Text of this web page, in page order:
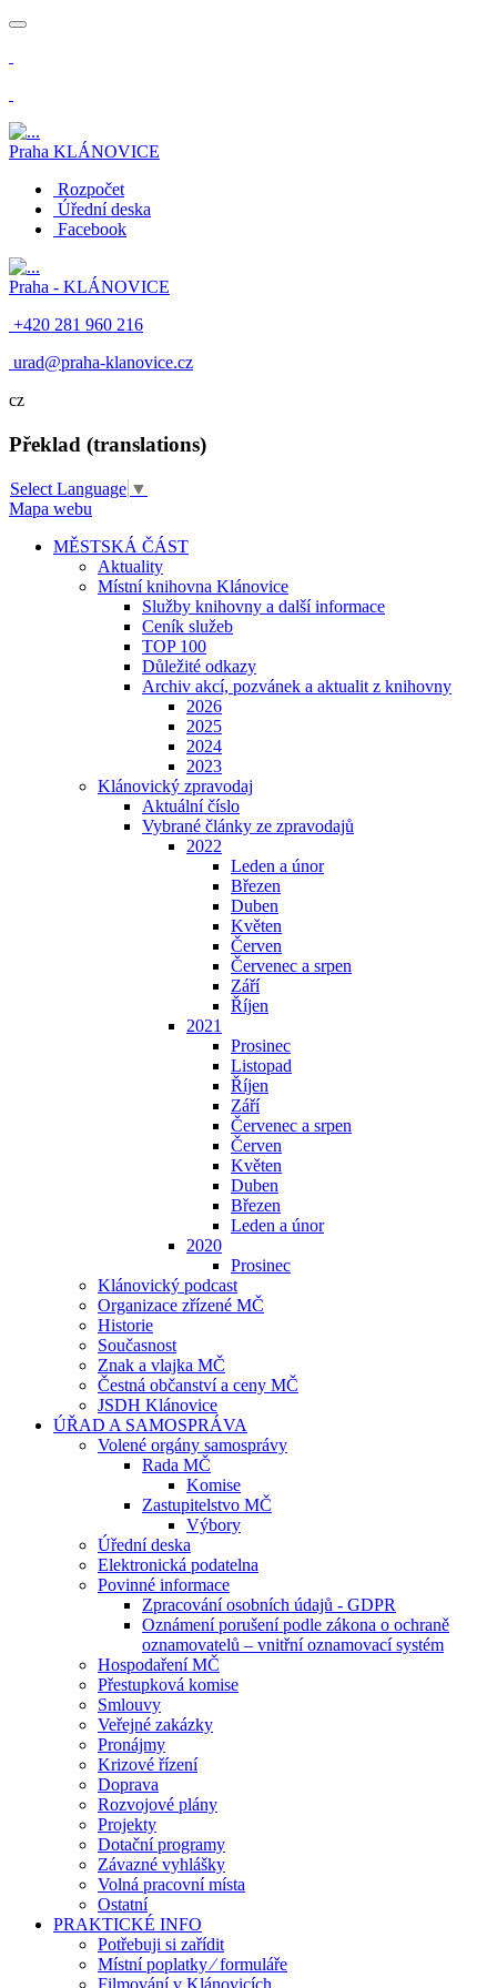
Praha KLÁNOVICE
Rozpočet
Úřední deska
Facebook
Praha - KLÁNOVICE
+420 281 960 216
urad@praha-klanovice.cz
cz
Překlad (translations)
Select Language ▼
Mapa webu
MĚSTSKÁ ČÁST
Aktuality
Místní knihovna Klánovice
Služby knihovny a další informace
Ceník služeb
TOP 100
Důležité odkazy
Archiv akcí, pozvánek a aktualit z knihovny
2026
2025
2024
2023
Klánovický zpravodaj
Aktuální číslo
Vybrané články ze zpravodajů
2022
Leden a únor
Březen
Duben
Květen
Červen
Červenec a srpen
Září
Říjen
2021
Prosinec
Listopad
Říjen
Září
Červenec a srpen
Červen
Květen
Duben
Březen
Leden a únor
2020
Prosinec
Klánovický podcast
Organizace zřízené MČ
Historie
Současnost
Znak a vlajka MČ
Čestná občanství a ceny MČ
JSDH Klánovice
ÚŘAD A SAMOSPRÁVA
Volené orgány samosprávy
Rada MČ
Komise
Zastupitelstvo MČ
Výbory
Úřední deska
Elektronická podatelna
Povinné informace
Zpracování osobních údajů - GDPR
Oznámení porušení podle zákona o ochraně
oznamovatelů – vnitřní oznamovací systém
Hospodaření MČ
Přestupková komise
Smlouvy
Veřejné zakázky
Pronájmy
Krizové řízení
Doprava
Rozvojové plány
Projekty
Dotační programy
Závazné vyhlášky
Volná pracovní místa
Ostatní
PRAKTICKÉ INFO
Potřebuji si zařídit
Místní poplatky ⁄ formuláře
Filmování v Klánovicích